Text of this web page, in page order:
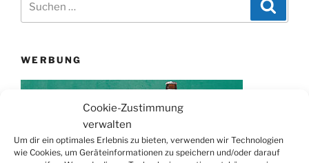
Cookie-Zustimmung
verwalten
Um dir ein optimales Erlebnis zu bieten, verwenden wir Technologien
wie Cookies, um Geräteinformationen zu speichern und/oder darauf
WERBUNG